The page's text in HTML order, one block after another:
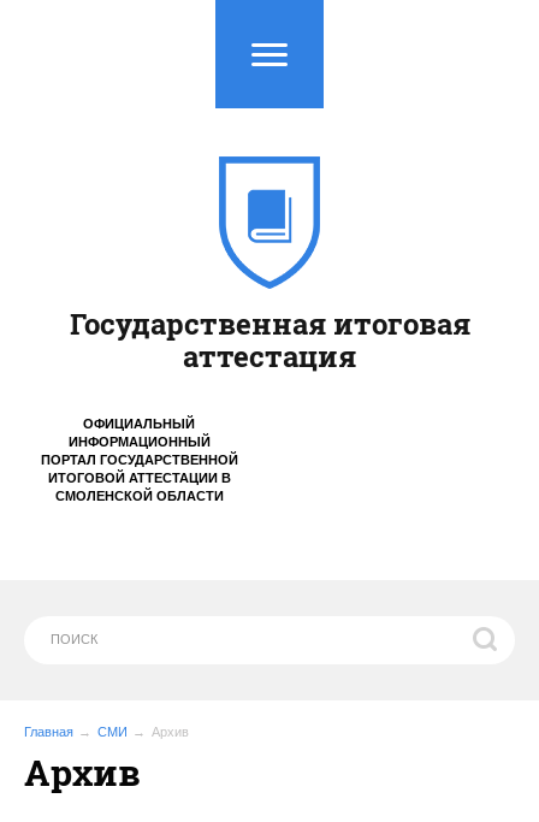
ОФИЦИАЛЬНЫЙ
ИНФОРМАЦИОННЫЙ
ПОРТАЛ ГОСУДАРСТВЕННОЙ
ИТОГОВОЙ АТТЕСТАЦИИ В
СМОЛЕНСКОЙ ОБЛАСТИ
Государственная итоговая
аттестация
Главная СМИ Архив
Архив